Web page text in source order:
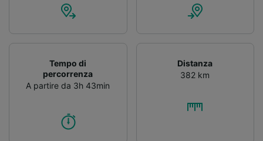
Tempo di
percorrenza
A partire da 3h 43min
Distanza
382 km